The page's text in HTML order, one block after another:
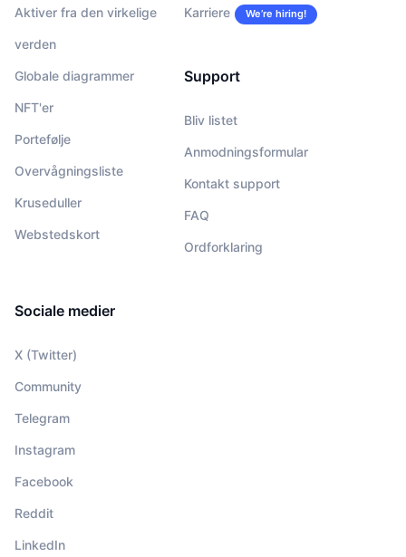
Aktiver fra den virkelige
verden
Globale diagrammer
NFT'er
Portefølje
Overvågningsliste
Kruseduller
Webstedskort
Karriere We’re hiring!
Support
Bliv listet
Anmodningsformular
Kontakt support
FAQ
Ordforklaring
Sociale medier
X (Twitter)
Community
Telegram
Instagram
Facebook
Reddit
LinkedIn